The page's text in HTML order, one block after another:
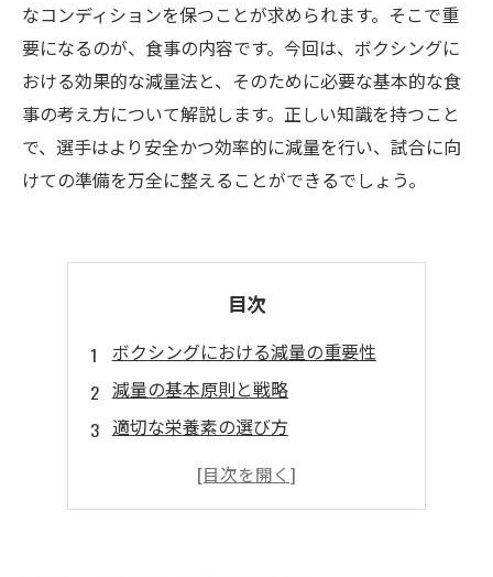
なコンディションを保つことが求められます。そこで重
要になるのが、食事の内容です。今回は、ボクシングに
おける効果的な減量法と、そのために必要な基本的な食
事の考え方について解説します。正しい知識を持つこと
で、選手はより安全かつ効率的に減量を行い、試合に向
けての準備を万全に整えることができるでしょう。
目次
ボクシングにおける減量の重要性
減量の基本原則と戦略
適切な栄養素の選び方
減量期の食事例とメニュー